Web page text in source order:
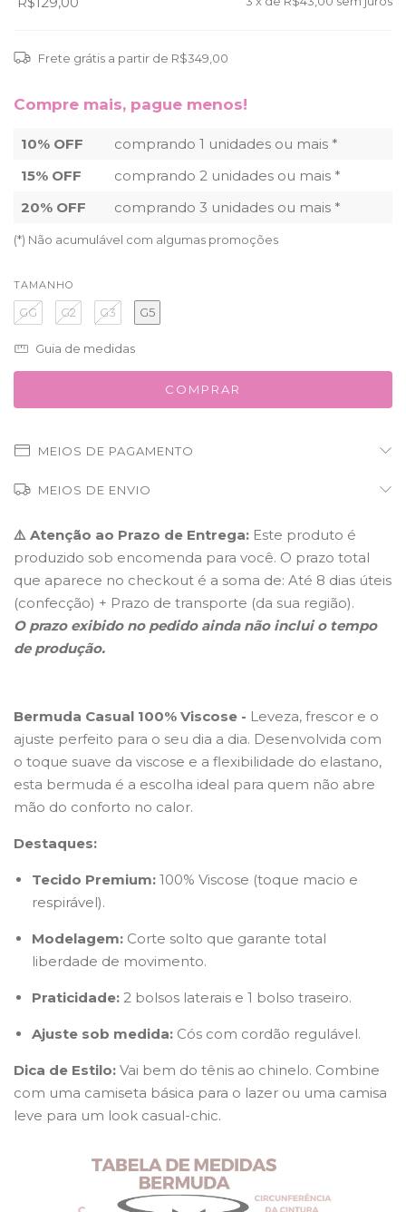
Frete grátis a partir de R$349,00
Compre mais, pague menos!
10% OFF
comprando 1 unidades ou mais *
15% OFF
comprando 2 unidades ou mais *
20% OFF
comprando 3 unidades ou mais *
(*) Não acumulável com algumas promoções
TAMANHO
GG G2 G3 G5
Guia de medidas
MEIOS DE PAGAMENTO
MEIOS DE ENVIO
⚠️ Atenção ao Prazo de Entrega: Este produto é
produzido sob encomenda para você. O prazo total
que aparece no checkout é a soma de: Até 8 dias úteis
(confecção) + Prazo de transporte (da sua região).
O prazo exibido no pedido ainda não inclui o tempo
de produção.
Bermuda Casual 100% Viscose - Leveza, frescor e o
ajuste perfeito para o seu dia a dia. Desenvolvida com
o toque suave da viscose e a flexibilidade do elastano,
esta bermuda é a escolha ideal para quem não abre
mão do conforto no calor.
Destaques:
Tecido Premium: 100% Viscose (toque macio e
respirável).
Modelagem: Corte solto que garante total
liberdade de movimento.
Praticidade: 2 bolsos laterais e 1 bolso traseiro.
Ajuste sob medida: Cós com cordão regulável.
Dica de Estilo: Vai bem do tênis ao chinelo. Combine
com uma camiseta básica para o lazer ou uma camisa
leve para um look casual-chic.